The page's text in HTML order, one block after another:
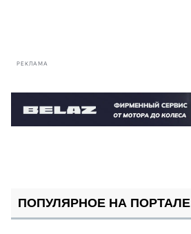
РЕКЛАМА
ПОПУЛЯРНОЕ НА ПОРТАЛЕ